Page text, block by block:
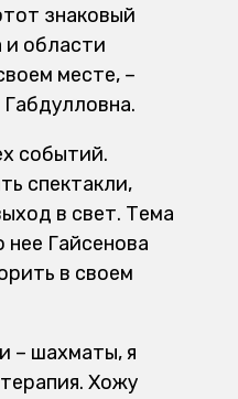
знаковый
и области
месте, –
событий.
спектакли,
в свет. Тема
нее Гайсенова
в своем
– шахматы, я
Хожу